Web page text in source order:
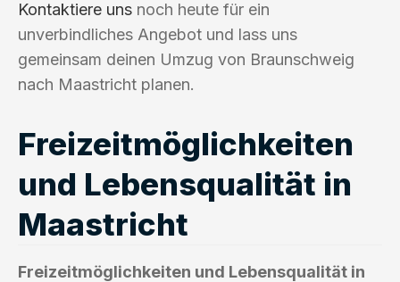
Kontaktiere uns noch heute für ein
unverbindliches Angebot und lass uns
gemeinsam deinen Umzug von Braunschweig
nach Maastricht planen.
Freizeitmöglichkeiten
und Lebensqualität in
Maastricht
Freizeitmöglichkeiten und Lebensqualität in